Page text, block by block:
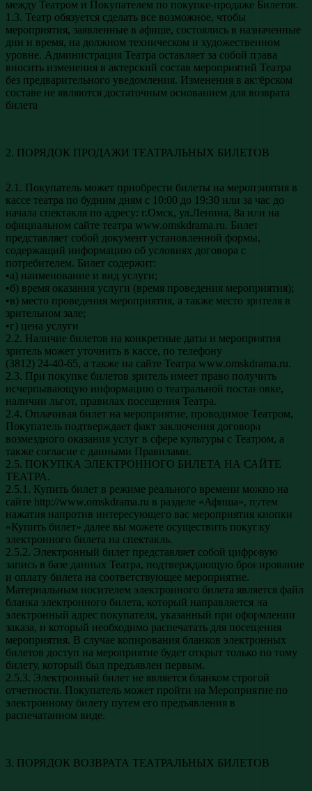
между Театром и Покупателем по покупке-продаже Билетов.
1.3. Театр обязуется сделать все возможное, чтобы
мероприятия, заявленные в афише, состоялись в назначенные
дни и время, на должном техническом и художественном
уровне. Администрация Театра оставляет за собой права
вносить изменения в актерский состав мероприятий Театра
без предварительного уведомления. Изменения в актёрском
составе не являются достаточным основанием для возврата
билета
2. ПОРЯДОК ПРОДАЖИ ТЕАТРАЛЬНЫХ БИЛЕТОВ
2.1. Покупатель может приобрести билеты на мероприятия в
кассе театра по будним дням с 10:00 до 19:30 или за час до
начала спектакля по адресу: г.Омск, ул.Ленина, 8а или на
официальном сайте театра www.omskdrama.ru. Билет
представляет собой документ установленной формы,
содержащий информацию об условиях договора с
потребителем. Билет содержит:
•а) наименование и вид услуги;
•б) время оказания услуги (время проведения мероприятия);
•в) место проведения мероприятия, а также место зрителя в
зрительном зале;
•г) цена услуги
2.2. Наличие билетов на конкретные даты и мероприятия
зритель может уточнить в кассе, по телефону
(3812) 24-40-65, а также на сайте Театра www.omskdrama.ru.
2.3. При покупке билетов зритель имеет право получить
исчерпывающую информацию о театральной постановке,
наличии льгот, правилах посещения Театра.
2.4. Оплачивая билет на мероприятие, проводимое Театром,
Покупатель подтверждает факт заключения договора
возмездного оказания услуг в сфере культуры с Театром, а
также согласие с данными Правилами.
2.5. ПОКУПКА ЭЛЕКТРОННОГО БИЛЕТА НА САЙТЕ
ТЕАТРА.
2.5.1. Купить билет в режиме реального времени можно на
сайте http://www.omskdrama.ru в разделе «Афиша», путем
нажатия напротив интересующего вас мероприятия кнопки
«Купить билет» далее вы можете осуществить покупку
электронного билета на спектакль.
2.5.2. Электронный билет представляет собой цифровую
запись в базе данных Театра, подтверждающую бронирование
и оплату билета на соответствующее мероприятие.
Материальным носителем электронного билета является файл
бланка электронного билета, который направляется на
электронный адрес покупателя, указанный при оформлении
заказа, и который необходимо распечатать для посещения
мероприятия. В случае копирования бланков электронных
билетов доступ на мероприятие будет открыт только по тому
билету, который был предъявлен первым.
2.5.3. Электронный билет не является бланком строгой
отчетности. Покупатель может пройти на Мероприятие по
электронному билету путем его предъявления в
распечатанном виде.
3. ПОРЯДОК ВОЗВРАТА ТЕАТРАЛЬНЫХ БИЛЕТОВ